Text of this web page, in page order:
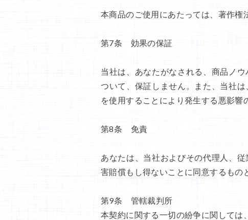
本商品のご使用にあたっては、著作権
第7条 効果の保証
当社は、あなたがなされる、商品ノ
ついて、保証しません。また、当社
を使用することにより発生する悪影響
第8条 免責
あなたは、当社およびその代理人、
害賠償もし得ないことに同意するもの
第9条 管轄裁判所
本契約に関する一切の紛争に関しては